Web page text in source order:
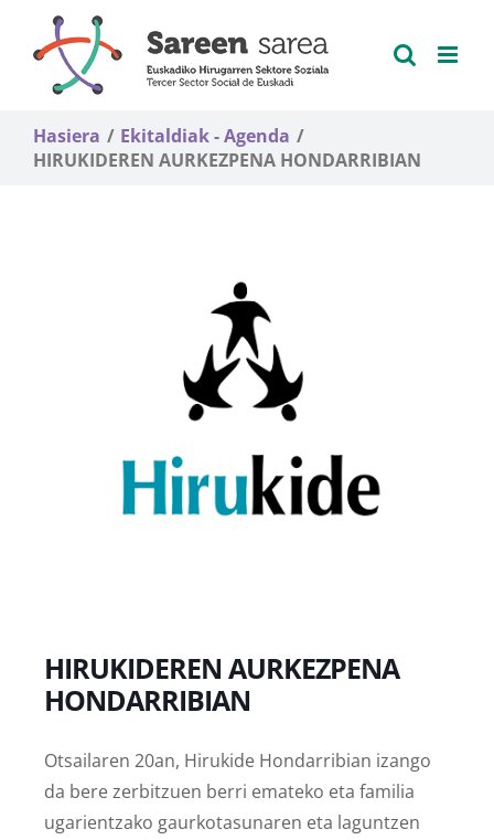
content
Hasiera
Ekitaldiak - Agenda
HIRUKIDEREN AURKEZPENA HONDARRIBIAN
HIRUKIDEREN AURKEZPENA
HONDARRIBIAN
Otsailaren 20an, Hirukide Hondarribian izango
da bere zerbitzuen berri emateko eta familia
ugarientzako gaurkotasunaren eta laguntzen